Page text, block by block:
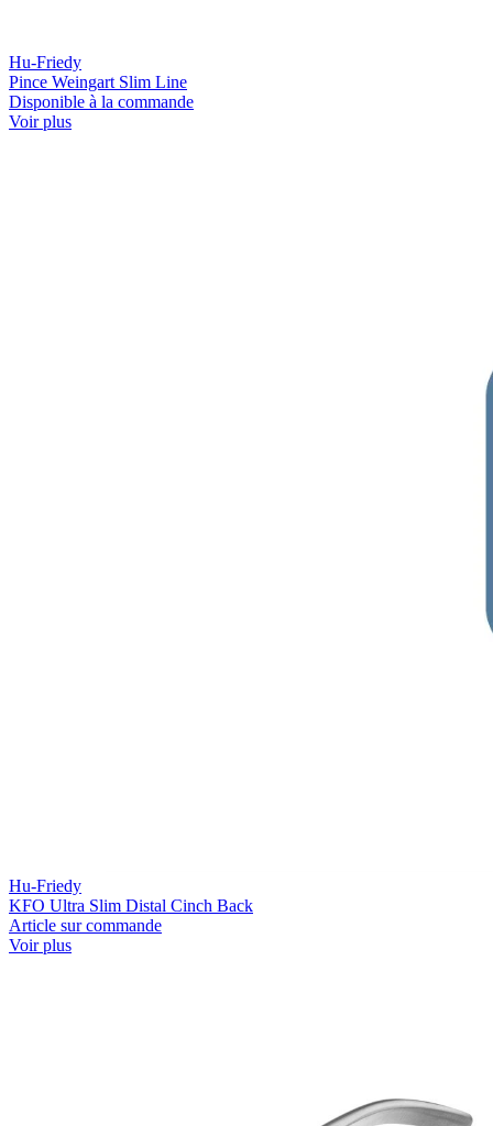
Hu-Friedy
Pince Weingart Slim Line
Disponible à la commande
Voir plus
Hu-Friedy
KFO Ultra Slim Distal Cinch Back
Article sur commande
Voir plus